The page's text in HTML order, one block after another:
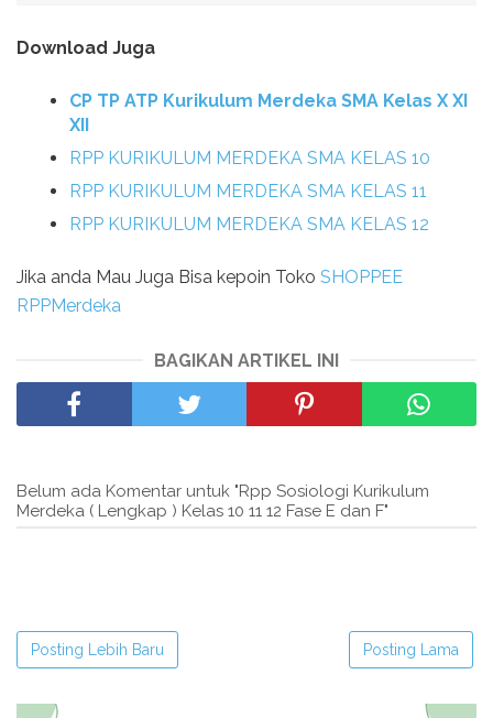
Download Juga
CP TP ATP Kurikulum Merdeka SMA Kelas X XI
XII
RPP KURIKULUM MERDEKA SMA KELAS 10
RPP KURIKULUM MERDEKA SMA KELAS 11
RPP KURIKULUM MERDEKA SMA KELAS 12
Jika anda Mau Juga Bisa kepoin Toko SHOPPEE
RPPMerdeka
BAGIKAN ARTIKEL INI
Belum ada Komentar untuk "Rpp Sosiologi Kurikulum
Merdeka ( Lengkap ) Kelas 10 11 12 Fase E dan F"
Posting Lebih Baru Posting Lama